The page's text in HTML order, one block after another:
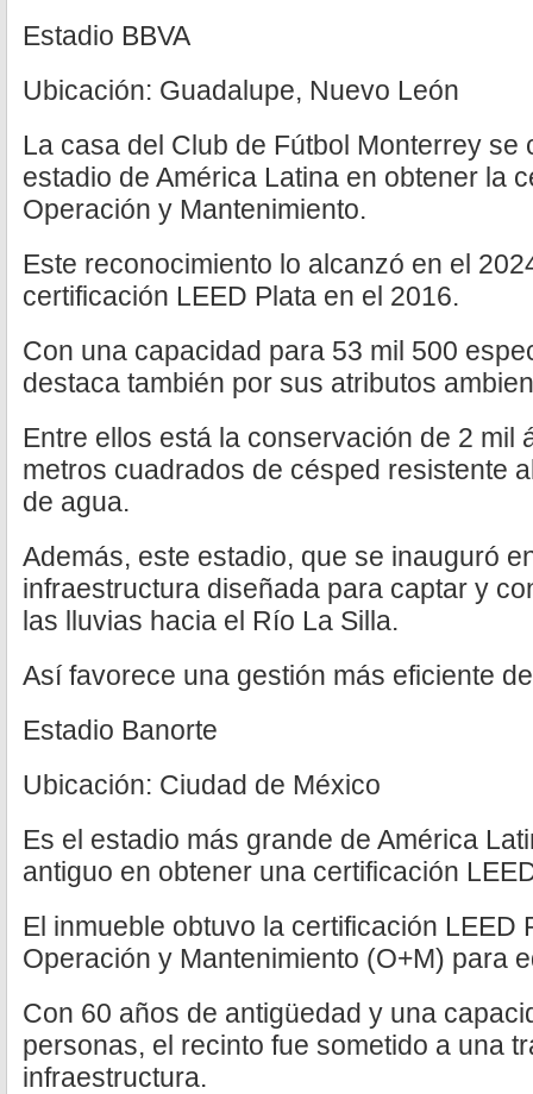
Estadio BBVA
Ubicación: Guadalupe, Nuevo León
La casa del Club de Fútbol Monterrey se
estadio de América Latina en obtener la
Operación y Mantenimiento.
Este reconocimiento lo alcanzó en el
certificación LEED Plata en el 2016.
Con una capacidad para 53 mil 500
destaca también por sus atributos
Entre ellos está la conservación de 2 mil
metros cuadrados de césped resistente
de agua.
Además, este estadio, que se inauguró
infraestructura diseñada para captar y
las lluvias hacia el Río La Silla.
Así favorece una gestión más eficiente
Estadio Banorte
Ubicación: Ciudad de México
Es el estadio más grande de América
antiguo en obtener una certificación
El inmueble obtuvo la certificación LEED
Operación y Mantenimiento (O+M) para
Con 60 años de antigüedad y una
personas, el recinto fue sometido a una
infraestructura.